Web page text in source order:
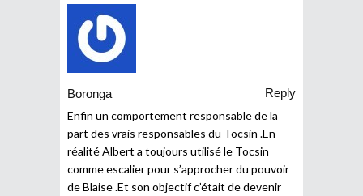
Boronga
Reply
Enfin un comportement responsable de la
part des vrais responsables du Tocsin .En
réalité Albert a toujours utilisé le Tocsin
comme escalier pour s’approcher du pouvoir
de Blaise .Et son objectif c’était de devenir